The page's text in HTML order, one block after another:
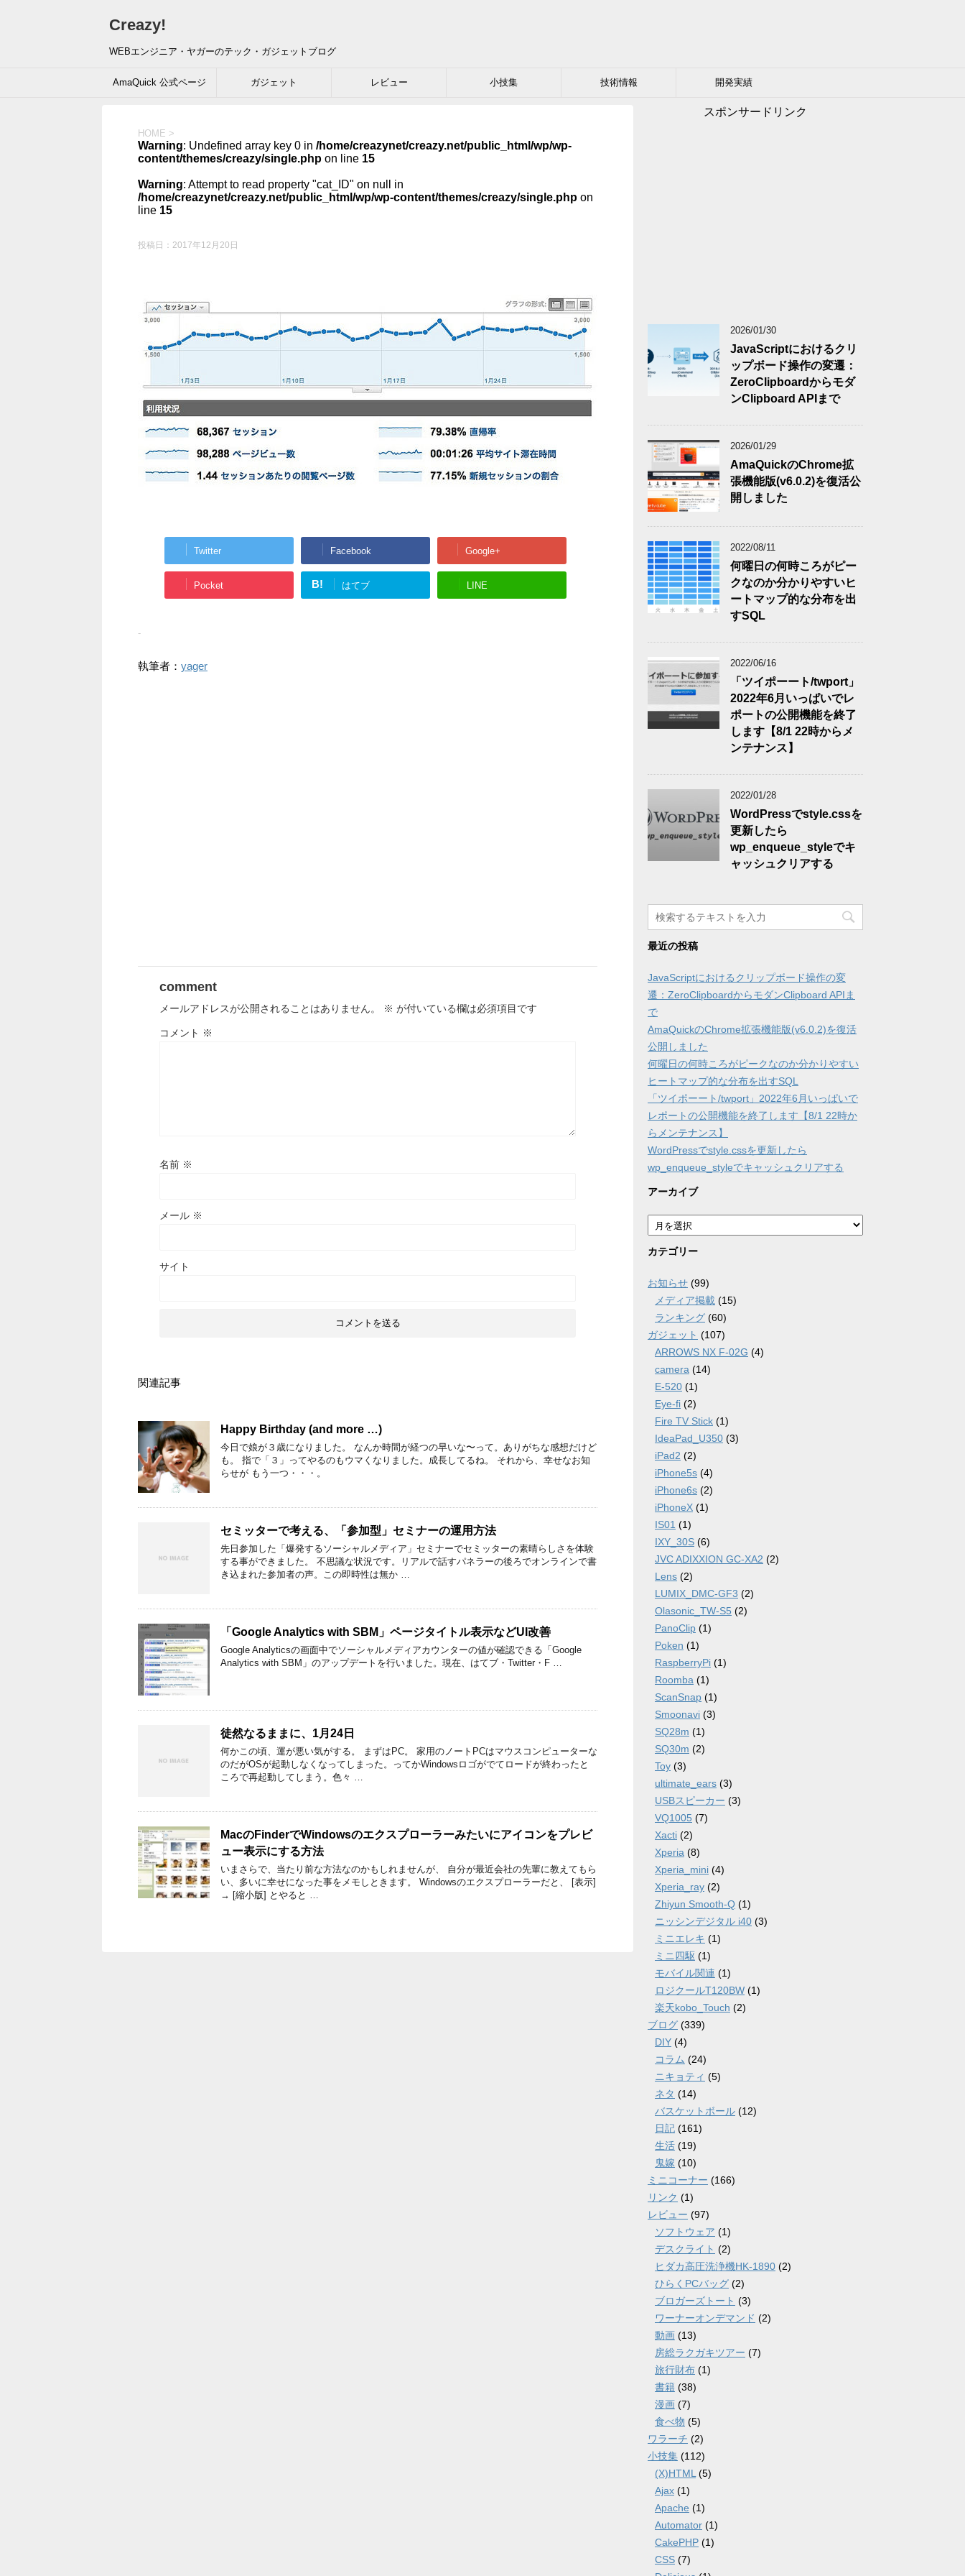
Creazy!
WEBエンジニア・ヤガーのテック・ガジェットブログ
AmaQuick 公式ページ ガジェット レビュー 小技集 技術情報 開発実績
HOME >
Warning: Undefined array key 0 in /home/creazynet/creazy.net/public_html/wp/wp-
content/themes/creazy/single.php on line 15
Warning: Attempt to read property "cat_ID" on null in
/home/creazynet/creazy.net/public_html/wp/wp-content/themes/creazy/single.php on
line 15
投稿日： 2017年12月20日
Twitter Facebook Google+
Pocket B! はてブ LINE
-
執筆者： yager
comment
メールアドレスが公開されることはありません。 ※ が付いている欄は必須項目です
コメント ※
名前 ※
メール ※
サイト
関連記事
Happy Birthday (and more …)
今日で娘が３歳になりました。 なんか時間が経つの早いな〜って。ありがちな感想だけど
も。 指で「３」ってやるのもウマくなりました。成長してるね。 それから、幸せなお知
らせが もう一つ・・・。
セミッターで考える、「参加型」セミナーの運用方法
先日参加した「爆発するソーシャルメディア」セミナーでセミッターの素晴らしさを体験
する事ができました。 不思議な状況です。リアルで話すパネラーの後ろでオンラインで書
き込まれた参加者の声。この即時性は無か …
「Google Analytics with SBM」ページタイトル表示などUI改善
Google Analyticsの画面中でソーシャルメディアカウンターの値が確認できる「Google
Analytics with SBM」のアップデートを行いました。現在、はてブ・Twitter・F …
徒然なるままに、1月24日
何かこの頃、運が悪い気がする。 まずはPC。 家用のノートPCはマウスコンピューターな
のだがOSが起動しなくなってしまった。ってかWindowsロゴがでてロードが終わったと
ころで再起動してしまう。色々 …
MacのFinderでWindowsのエクスプローラーみたいにアイコンをプレビ
ュー表示にする方法
いまさらで、当たり前な方法なのかもしれませんが、 自分が最近会社の先輩に教えてもら
い、多いに幸せになった事をメモしときます。 Windowsのエクスプローラーだと、 [表示]
→ [縮小版] とやると …
スポンサードリンク
2026/01/30
JavaScriptにおけるクリ
ップボード操作の変遷：
ZeroClipboardからモダ
ンClipboard APIまで
2026/01/29
AmaQuickのChrome拡
張機能版(v6.0.2)を復活公
開しました
2022/08/11
何曜日の何時ころがピー
クなのか分かりやすいヒ
ートマップ的な分布を出
すSQL
2022/06/16
「ツイポーート/twport」
2022年6月いっぱいでレ
ポートの公開機能を終了
します【8/1 22時からメ
ンテナンス】
2022/01/28
WordPressでstyle.cssを
更新したら
wp_enqueue_styleでキ
ャッシュクリアする
最近の投稿
JavaScriptにおけるクリップボード操作の変
遷：ZeroClipboardからモダンClipboard APIま
で
AmaQuickのChrome拡張機能版(v6.0.2)を復活
公開しました
何曜日の何時ころがピークなのか分かりやすい
ヒートマップ的な分布を出すSQL
「ツイポーート/twport」2022年6月いっぱいで
レポートの公開機能を終了します【8/1 22時か
らメンテナンス】
WordPressでstyle.cssを更新したら
wp_enqueue_styleでキャッシュクリアする
アーカイブ
ア
ー
カ
ブ
カテゴリー
お知らせ (99)
メディア掲載 (15)
ランキング (60)
ガジェット (107)
ARROWS NX F-02G (4)
camera (14)
E-520 (1)
Eye-fi (2)
Fire TV Stick (1)
IdeaPad_U350 (3)
iPad2 (2)
iPhone5s (4)
iPhone6s (2)
iPhoneX (1)
IS01 (1)
IXY_30S (6)
JVC ADIXXION GC-XA2 (2)
Lens (2)
LUMIX_DMC-GF3 (2)
Olasonic_TW-S5 (2)
PanoClip (1)
Poken (1)
RaspberryPi (1)
Roomba (1)
ScanSnap (1)
Smoonavi (3)
SQ28m (1)
SQ30m (2)
Toy (3)
ultimate_ears (3)
USBスピーカー (3)
VQ1005 (7)
Xacti (2)
Xperia (8)
Xperia_mini (4)
Xperia_ray (2)
Zhiyun Smooth-Q (1)
ニッシンデジタル i40 (3)
ミニエレキ (1)
ミニ四駆 (1)
モバイル関連 (1)
ロジクールT120BW (1)
楽天kobo_Touch (2)
ブログ (339)
DIY (4)
コラム (24)
ニキョティ (5)
ネタ (14)
バスケットボール (12)
日記 (161)
生活 (19)
鬼嫁 (10)
ミニコーナー (166)
リンク (1)
レビュー (97)
ソフトウェア (1)
デスクライト (2)
ヒダカ高圧洗浄機HK-1890 (2)
ひらくPCバッグ (2)
ブロガーズトート (3)
ワーナーオンデマンド (2)
動画 (13)
房総ラクガキツアー (7)
旅行財布 (1)
書籍 (38)
漫画 (7)
食べ物 (5)
ワラーチ (2)
小技集 (112)
(X)HTML (5)
Ajax (1)
Apache (1)
Automator (1)
CakePHP (1)
CSS (7)